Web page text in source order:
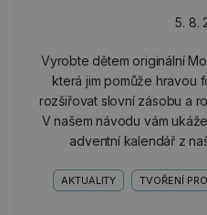
5. 8.
Vyrobte dětem originální
která jim pomůže hravou
rozšiřovat slovní zásobu a
V našem návodu vám
adventní kalendář z
AKTUALITY TVOŘENÍ